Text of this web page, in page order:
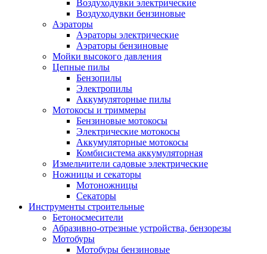
Воздуходувки электрические
Воздуходувки бензиновые
Аэраторы
Аэраторы электрические
Аэраторы бензиновые
Мойки высокого давления
Цепные пилы
Бензопилы
Электропилы
Аккумуляторные пилы
Мотокосы и триммеры
Бензиновые мотокосы
Электрические мотокосы
Аккумуляторные мотокосы
Комбисистема аккумуляторная
Измельчители садовые электрические
Ножницы и секаторы
Мотоножницы
Секаторы
Инструменты строительные
Бетоносмесители
Абразивно-отрезные устройства, бензорезы
Мотобуры
Мотобуры бензиновые